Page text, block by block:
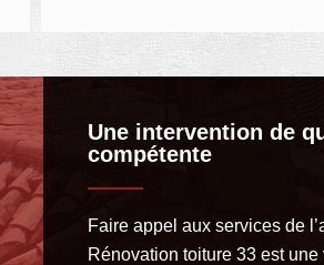
Une intervention de
compétente
Faire appel aux services de
Rénovation toiture 33 est